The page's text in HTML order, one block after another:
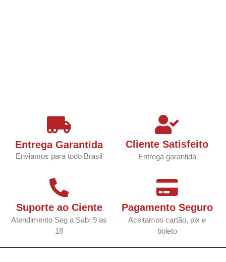
Entrega Garantida
Enviamos para todo Brasil
Cliente Satisfeito
Entrega garantida
Suporte ao Ciente
Atendimento Seg a Sab: 9 as
18
Pagamento Seguro
Aceitamos cartão, pix e
boleto